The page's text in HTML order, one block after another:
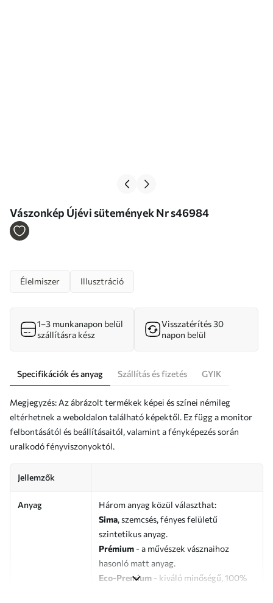
Vászonkép Újévi sütemények Nr s46984
Élelmiszer Illusztráció
1–3 munkanapon belül
szállításra kész
Visszatérítés 30
napon belül
Specifikációk és anyag Szállítás és fizetés GYIK
Megjegyzés: Az ábrázolt termékek képei és színei némileg
eltérhetnek a weboldalon található képektől. Ez függ a monitor
felbontásától és beállításaitól, valamint a fényképezés során
uralkodó fényviszonyoktól.
Jellemzők
Anyag
Három anyag közül választhat:
Sima, szemcsés, fényes felületű
szintetikus anyag.
Prémium - a művészek vásznaihoz
hasonló matt anyag.
Eco-Premium - kiváló minőségű, 100%